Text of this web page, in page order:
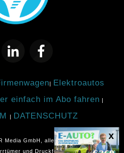
| Elektroautos
einfach im Abo fahren |
| DATENSCHUTZ
Media GmbH
, alle Rechte vorbehalten.
und Druckfehler vorbehalten.